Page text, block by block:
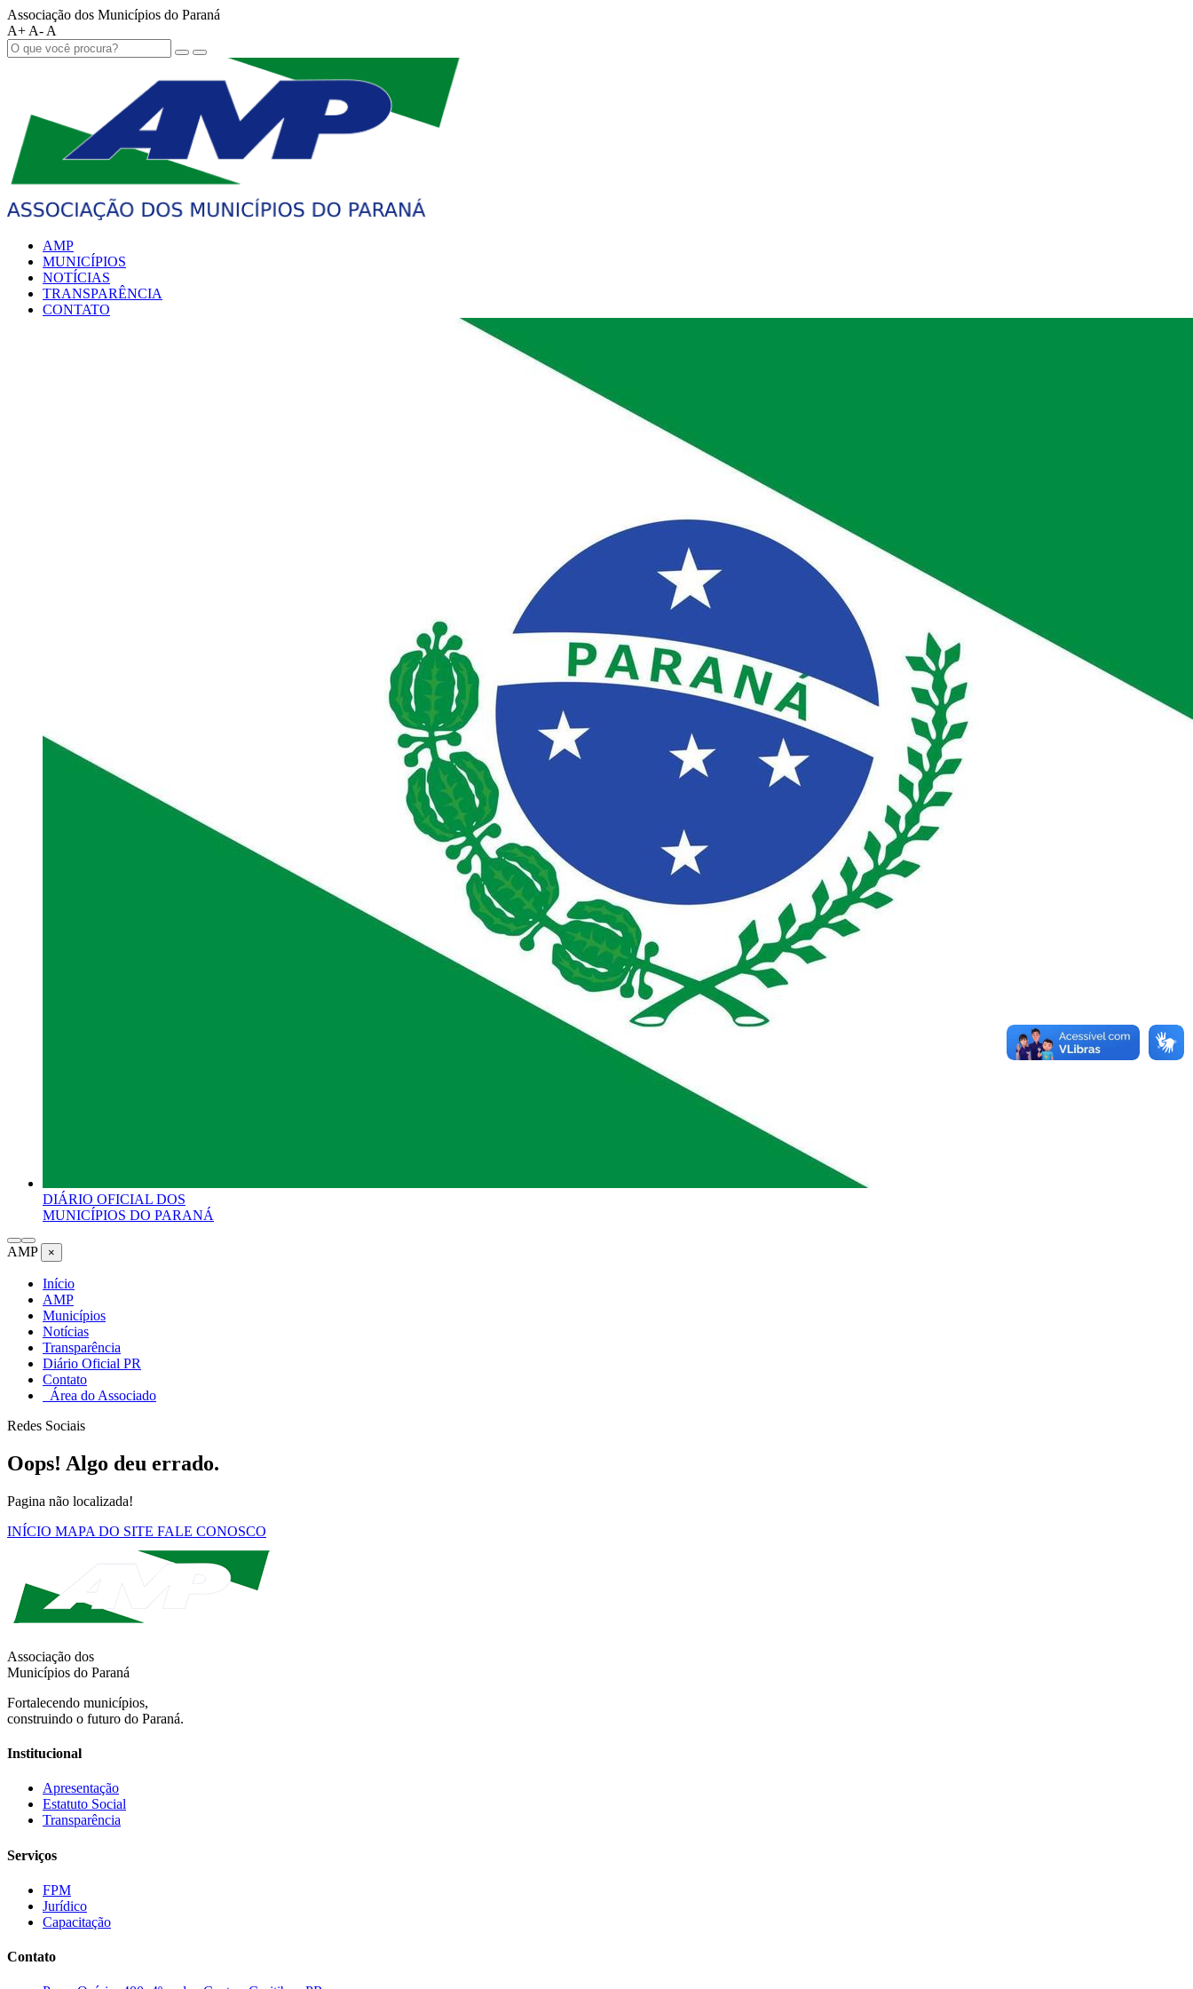
Associação dos Municípios do Paraná
A+ A- A
AMP
MUNICÍPIOS
NOTÍCIAS
TRANSPARÊNCIA
CONTATO
DIÁRIO OFICIAL DOS
MUNICÍPIOS DO PARANÁ
AMP ×
Início
AMP
Municípios
Notícias
Transparência
Diário Oficial PR
Contato
Área do Associado
Redes Sociais
Oops! Algo deu errado.
Pagina não localizada!
INÍCIO MAPA DO SITE FALE CONOSCO
Associação dos
Municípios do Paraná
Fortalecendo municípios,
construindo o futuro do Paraná.
Institucional
Apresentação
Estatuto Social
Transparência
Serviços
FPM
Jurídico
Capacitação
Contato